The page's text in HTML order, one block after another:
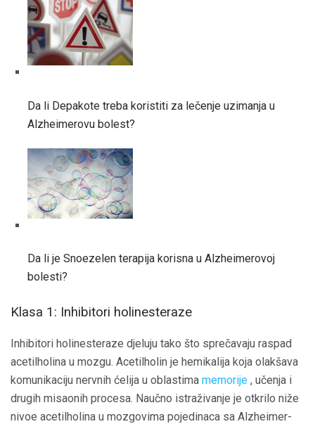
Da li Depakote treba koristiti za lečenje uzimanja u
Alzheimerovu bolest?
Da li je Snoezelen terapija korisna u Alzheimerovoj
bolesti?
Klasa 1: Inhibitori holinesteraze
Inhibitori holinesteraze djeluju tako što sprečavaju raspad
acetilholina u mozgu. Acetilholin je hemikalija koja olakšava
komunikaciju nervnih ćelija u oblastima memorije , učenja i
drugih misaonih procesa. Naučno istraživanje je otkrilo niže
nivoe acetilholina u mozgovima pojedinaca sa Alzheimer-